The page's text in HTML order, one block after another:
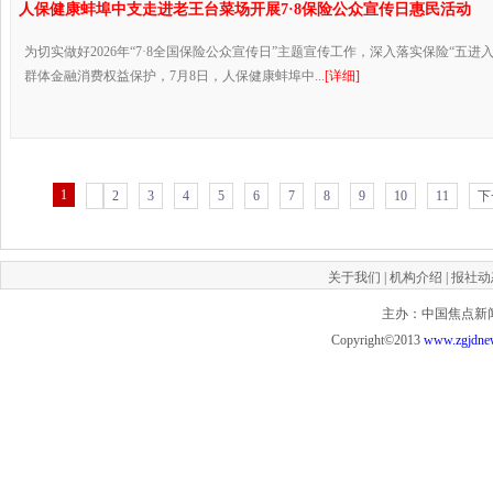
人保健康蚌埠中支走进老王台菜场开展7·8保险公众宣传日惠民活动
为切实做好2026年“7·8全国保险公众宣传日”主题宣传工作，深入落实保险“五进
群体金融消费权益保护，7月8日，人保健康蚌埠中...[详细]
1 2 3 4 5 6 7 8 9 10 11
关于我们 机构介绍 报社
主办：中国焦点新
Copyright©2013